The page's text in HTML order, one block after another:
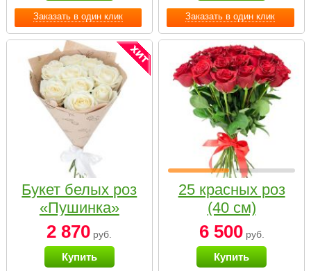
Заказать в один клик Заказать в один клик
Букет белых роз
«Пушинка»
2 870 руб.
Купить
25 красных роз
(40 см)
6 500руб.
Купить